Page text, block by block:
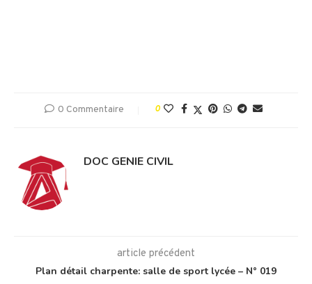
0 Commentaire 0
DOC GENIE CIVIL
article précédent
Plan détail charpente: salle de sport lycée – N° 019